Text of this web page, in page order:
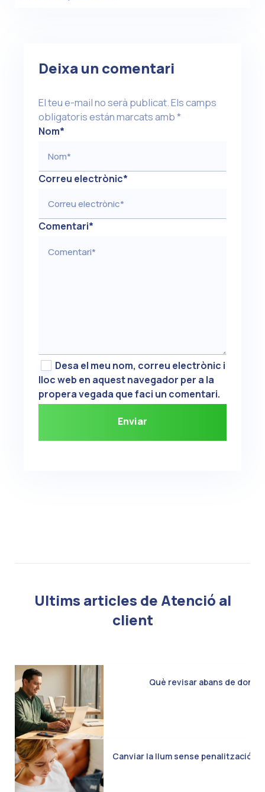
Deixa un comentari
El teu e-mail no serà publicat.Els camps
obligatoris están marcats amb*
Nom*
Correu electrònic*
Comentari*
Desa el meu nom, correu electrònic i
lloc web en aquest navegador per a la
propera vegada que faci un comentari.
Ultims articles de Atenció al
client
Què revisar abans de
Canviar la llum sense penalització: